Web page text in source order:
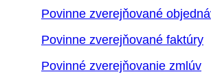
Povinne zverejňované
Povinne zverejňované faktúry
Povinné zverejňovanie zmlúv